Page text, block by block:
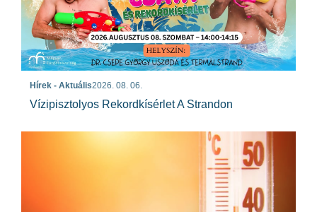
Hírek - Aktuális2026. 08. 06.
Vízipisztolyos Rekordkísérlet A Strandon